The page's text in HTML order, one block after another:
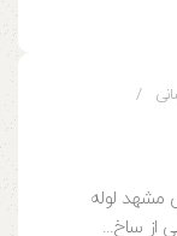
مشهد لوله
از ساخ...